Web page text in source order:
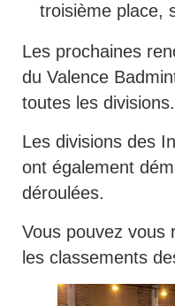
troisième place,
Les prochaines
du Valence
toutes les divisions.
Les divisions des
ont également
déroulées.
Vous pouvez vous
les classements